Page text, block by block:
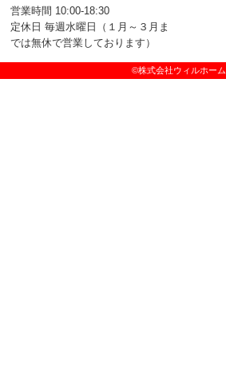
営業時間 10:00-18:30
定休日 毎週水曜日（１月～３月ま
では無休で営業しております）
©株式会社ウィルホーム